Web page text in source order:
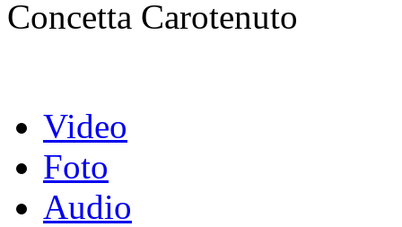
Concetta Carotenuto
Video
Foto
Audio